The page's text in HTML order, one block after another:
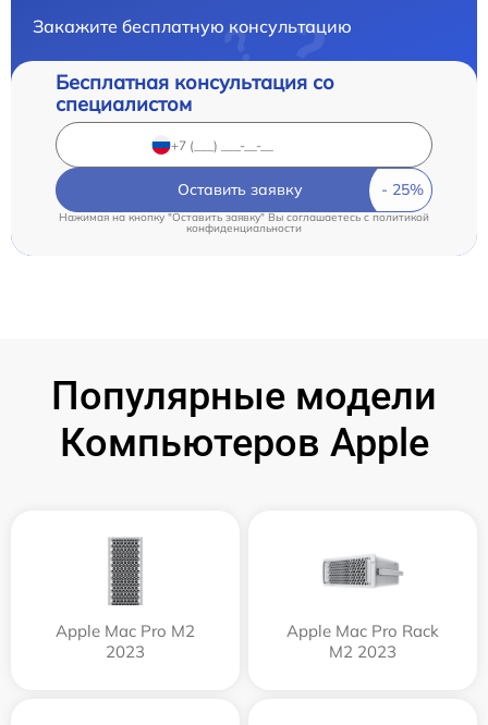
Закажите бесплатную консультацию
Бесплатная консультация со
специалистом
Оставить заявку
Нажимая на кнопку "Оставить заявку" Вы соглашаетесь cполитикой
конфиденциальности
Популярные модели
Компьютеров Apple
Apple Mac Pro M2
2023
Apple Mac Pro Rack
M2 2023